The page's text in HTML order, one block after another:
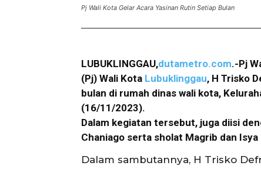
Pj Wali Kota Gelar Acara Yasinan Rutin Setiap Bulan
LUBUKLINGGAU,dutametro.com.-Pj
(Pj) Wali Kota Lubuklinggau, H Trisko
bulan di rumah dinas wali kota,
(16/11/2023).
Dalam kegiatan tersebut, juga diisi
Chaniago serta sholat Magrib dan Isya
Dalam sambutannya, H Trisko